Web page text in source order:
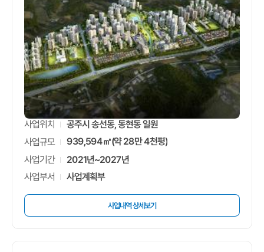
사업위치 공주시 송선동, 동현동 일원
사업규모 939,594㎡(약 28만 4천평)
사업기간 2021년~2027년
사업부서 사업계획부
사업내역 상세보기